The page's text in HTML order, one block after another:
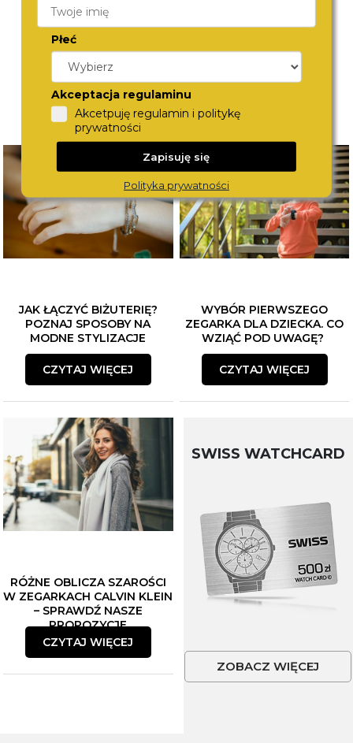
JAK ŁĄCZYĆ BIŻUTERIĘ?
POZNAJ SPOSOBY NA
MODNE STYLIZACJE
CZYTAJ WIĘCEJ
WYBÓR PIERWSZEGO
ZEGARKA DLA DZIECKA. CO
WZIĄĆ POD UWAGĘ?
CZYTAJ WIĘCEJ
RÓŻNE OBLICZA SZAROŚCI
W ZEGARKACH CALVIN KLEIN
– SPRAWDŹ NASZE
PROPOZYCJE
CZYTAJ WIĘCEJ
SWISS WATCHCARD
ZOBACZ WIĘCEJ
Płeć
Akceptacja regulaminu
Akcetpuję regulamin i politykę
prywatności
Zapisuję się
Polityka prywatności